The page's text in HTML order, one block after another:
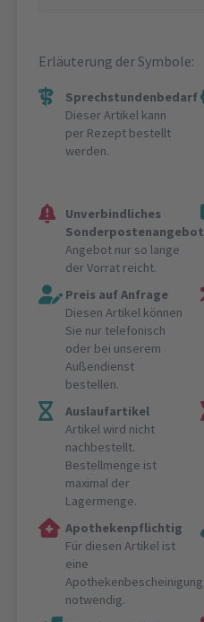
Erläuterung der Symbole:
Sprechstundenbedarf
Dieser Artikel kann
per Rezept bestellt
werden.
Unverbindliches
Sonderpostenangebot
Angebot nur so lange
der Vorrat reicht.
Preis auf Anfrage
Diesen Artikel können
Sie nur telefonisch
oder bei unserem
Außendienst
bestellen.
Auslaufartikel
Artikel wird nicht
nachbestellt.
Bestellmenge ist
maximal der
Lagermenge.
Apothekenpflichtig
Für diesen Artikel ist
eine
Apothekenbescheinigung
notwendig.